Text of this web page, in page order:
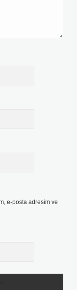
e-posta adresim ve